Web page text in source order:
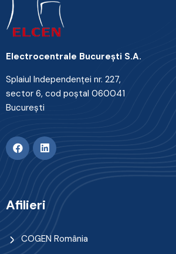
Electrocentrale Bucureşti S.A.
Splaiul Independenţei nr. 227,
sector 6, cod poştal 060041
Bucureşti
Afilieri
COGEN România